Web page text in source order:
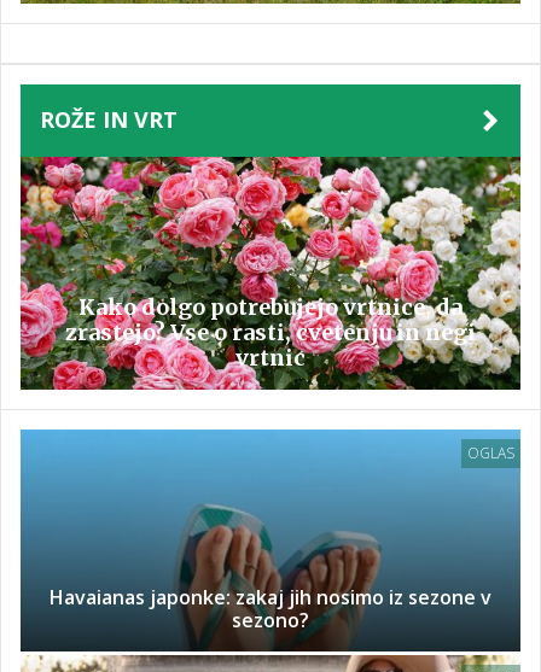
ROŽE IN VRT
Kako dolgo potrebujejo vrtnice, da
zrastejo? Vse o rasti, cvetenju in negi
vrtnic
OGLAS
Havaianas japonke: zakaj jih nosimo iz sezone v
sezono?